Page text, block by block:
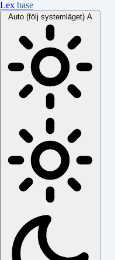
Lex base
Auto (följ systemläget) A